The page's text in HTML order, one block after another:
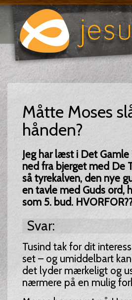
Måtte Moses
hånden?
Jeg har læst i Det
ned fra bjerget med De
så tyrekalven, den nye
en tavle med Guds ord,
som 5. bud.
Svar:
Tusind tak for dit
set – og umiddelbart
det lyder mærkeligt og
nærmere på en mulig